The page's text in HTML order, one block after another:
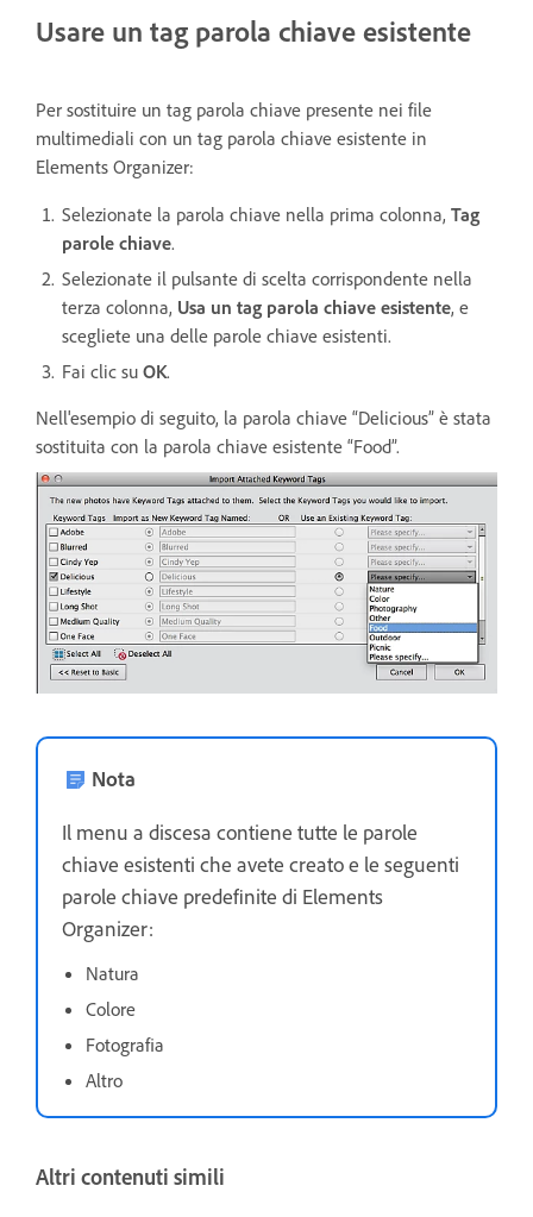
Usare un tag parola chiave esistente
Per sostituire un tag parola chiave presente nei file
multimediali con un tag parola chiave esistente in
Elements Organizer:
Selezionate la parola chiave nella prima colonna, Tag
parole chiave.
Selezionate il pulsante di scelta corrispondente nella
terza colonna, Usa un tag parola chiave esistente, e
scegliete una delle parole chiave esistenti.
Fai clic su OK.
Nell'esempio di seguito, la parola chiave “Delicious” è stata
sostituita con la parola chiave esistente “Food”.
Nota
Il menu a discesa contiene tutte le parole
chiave esistenti che avete creato e le seguenti
parole chiave predefinite di Elements
Organizer:
Natura
Colore
Fotografia
Altro
Altri contenuti simili